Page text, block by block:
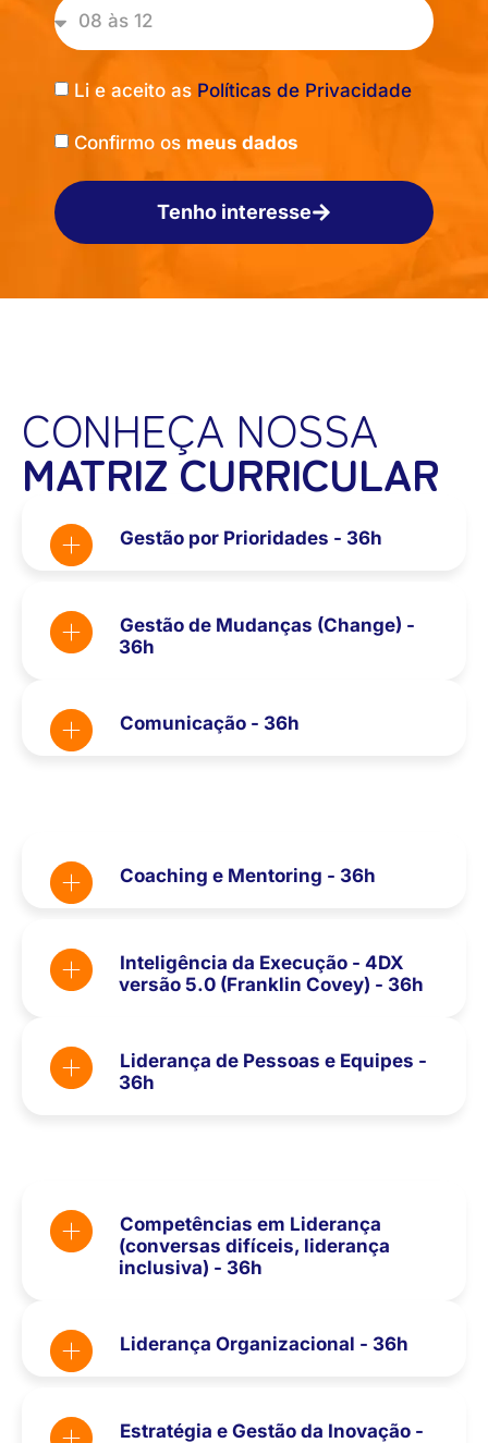
Li e aceito as Políticas de Privacidade
Confirmo os meus dados
Tenho interesse
CONHEÇA NOSSA
MATRIZ CURRICULAR
Gestão por Prioridades - 36h
Gestão de Mudanças (Change) -
36h
Comunicação - 36h
Coaching e Mentoring - 36h
Inteligência da Execução - 4DX
versão 5.0 (Franklin Covey) - 36h
Liderança de Pessoas e Equipes -
36h
Competências em Liderança
(conversas difíceis, liderança
inclusiva) - 36h
Liderança Organizacional - 36h
Estratégia e Gestão da Inovação -